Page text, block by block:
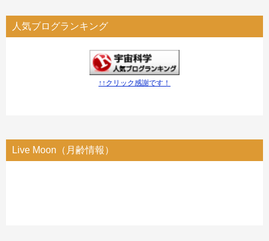
人気ブログランキング
↑↑クリック感謝です！
Live Moon（月齢情報）